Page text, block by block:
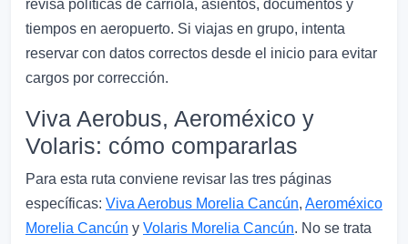
revisa políticas de carriola, asientos, documentos y
tiempos en aeropuerto. Si viajas en grupo, intenta
reservar con datos correctos desde el inicio para evitar
cargos por corrección.
Viva Aerobus, Aeroméxico y
Volaris: cómo compararlas
Para esta ruta conviene revisar las tres páginas
específicas: Viva Aerobus Morelia Cancún, Aeroméxico
Morelia Cancún y Volaris Morelia Cancún. No se trata